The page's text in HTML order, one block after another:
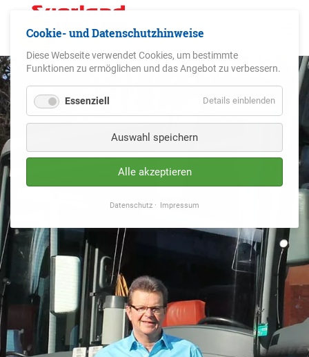
Cookie- und Datenschutzhinweise
Diese Webseite verwendet Cookies, um bestimmte
Funktionen zu ermöglichen und das Angebot zu verbessern.
Essenziell Details einblenden
Auswahl speichern
Alle akzeptieren
Datenschutz Impressum